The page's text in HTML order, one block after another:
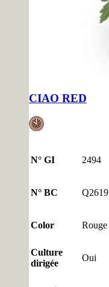
CIAO RED
N° GI 2494
N° BC Q2619
Color Rouge
Culture
dirigée
Oui